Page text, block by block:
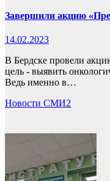
Завершили акцию
14.02.2023
В Бердске провели
цель - выявить
Ведь именно в…
Новости СМИ2